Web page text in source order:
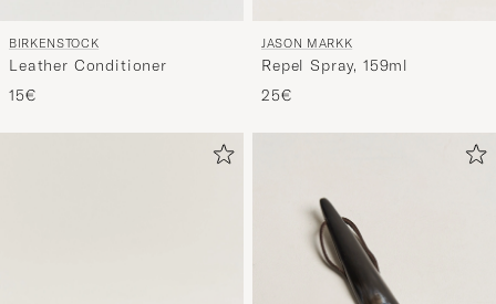
BIRKENSTOCK
Leather Conditioner
15€
JASON MARKK
Repel Spray, 159ml
25€